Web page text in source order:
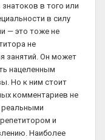
в того или
в силу
— это тоже не
не
занятий. Он может
нацеленным
Но к ним стоит
комментариев не
реальными
и
Наиболее